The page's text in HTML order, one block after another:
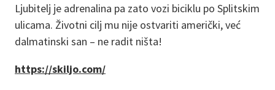
Ljubitelj je adrenalina pa zato vozi biciklu po Splitskim
ulicama. Životni cilj mu nije ostvariti američki, već
dalmatinski san – ne radit ništa!
https://skiljo.com/